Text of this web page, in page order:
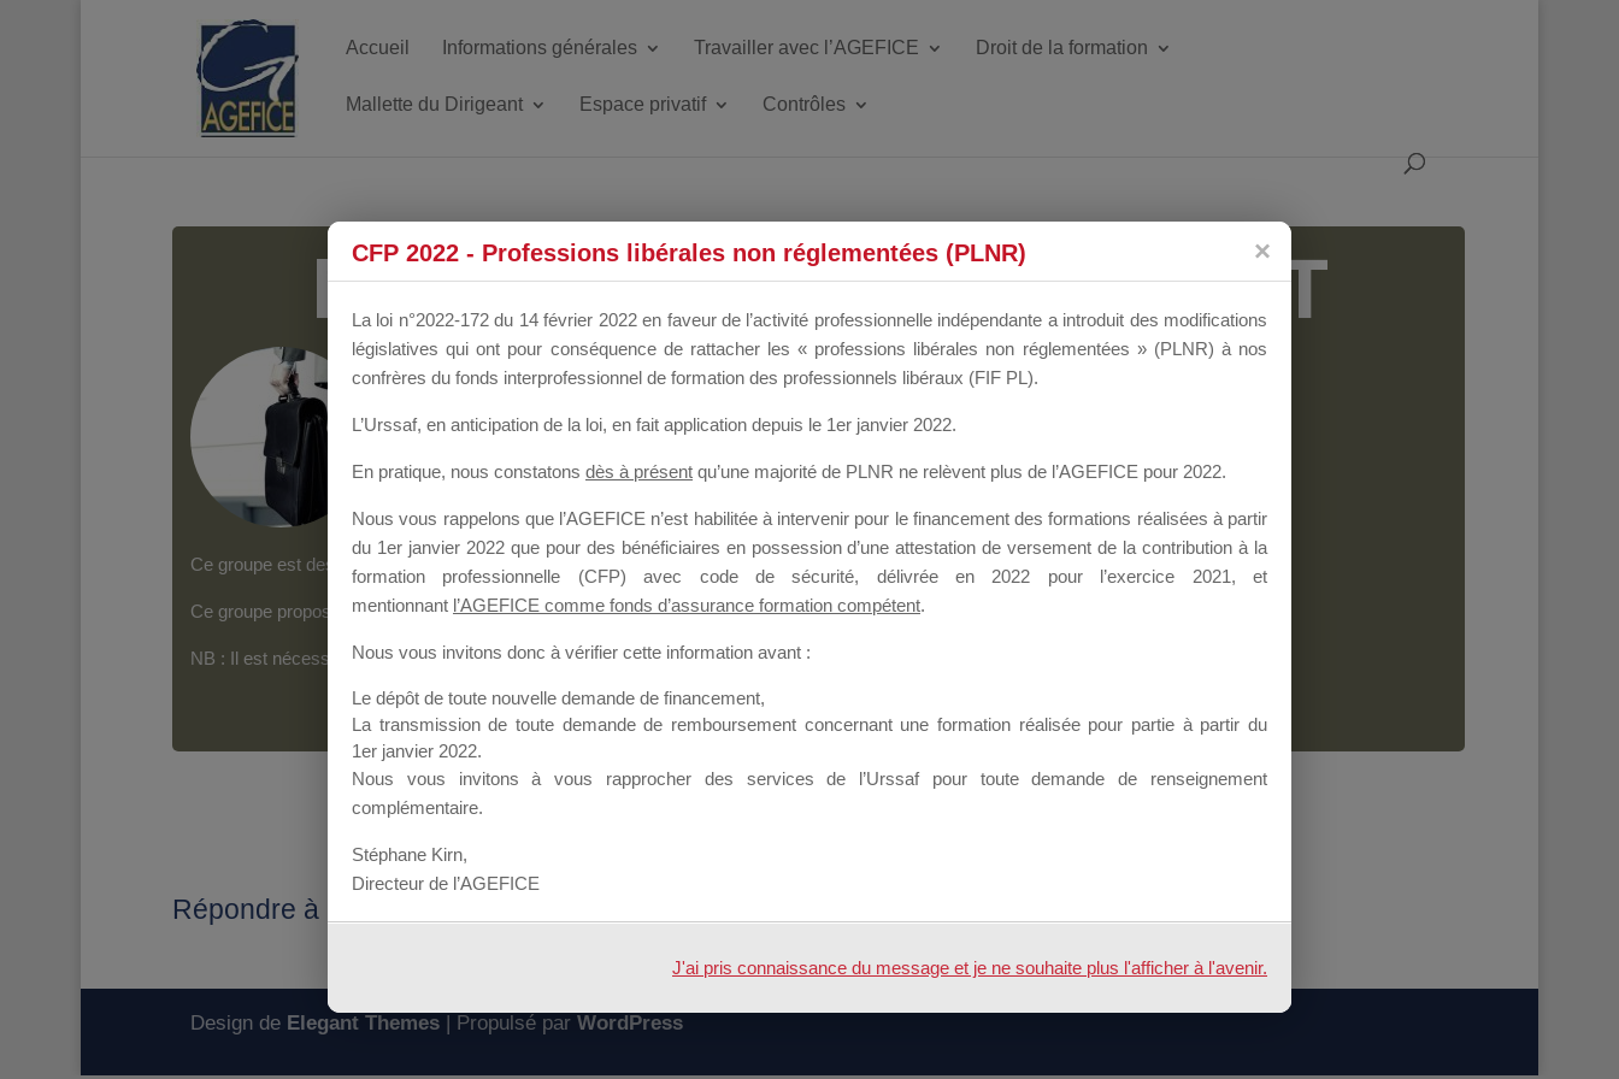
Accueil Informations générales Travailler avec l’AGEFICE Droit de la formation
Mallette du Dirigeant Espace privatif Contrôles
MALLETTE DU DIRIGEANT
Groupe Public il y a un mois
Ce groupe est destiné aux Organismes de Formation qui souhaitent répondre à l’Appel à Propositions Mallette du Dirigeant.
Ce groupe propose un forum dédié au support sur lequel il est possible de laisser un message ou poser une question.
NB : Il est nécessaire d’êtreinscrit(e)pour pouvoir rejoindre ce groupe
Répondre à : demande de prise en charge
Design de Elegant Themes| Propulsé par WordPress
CFP 2022 - Professions libérales non réglementées (PLNR)
La loi n°2022-172 du 14 février 2022 en faveur de l’activité professionnelle indépendante a introduit des modifications
législatives qui ont pour conséquence de rattacher les « professions libérales non réglementées » (PLNR) à nos
confrères du fonds interprofessionnel de formation des professionnels libéraux (FIF PL).
L’Urssaf, en anticipation de la loi, en fait application depuis le 1er janvier 2022.
En pratique, nous constatons dès à présent qu’une majorité de PLNR ne relèvent plus de l’AGEFICE pour 2022.
Nous vous rappelons que l’AGEFICE n’est habilitée à intervenir pour le financement des formations réalisées à partir
du 1er janvier 2022 que pour des bénéficiaires en possession d’une attestation de versement de la contribution à la
formation professionnelle (CFP) avec code de sécurité, délivrée en 2022 pour l’exercice 2021, et
mentionnant l’AGEFICE comme fonds d’assurance formation compétent.
Nous vous invitons donc à vérifier cette information avant :
Le dépôt de toute nouvelle demande de financement,
La transmission de toute demande de remboursement concernant une formation réalisée pour partie à partir du
1er janvier 2022.
Nous vous invitons à vous rapprocher des services de l’Urssaf pour toute demande de renseignement
complémentaire.
Stéphane Kirn,
Directeur de l’AGEFICE
J'ai pris connaissance du message et je ne souhaite plus l'afficher à l'avenir.